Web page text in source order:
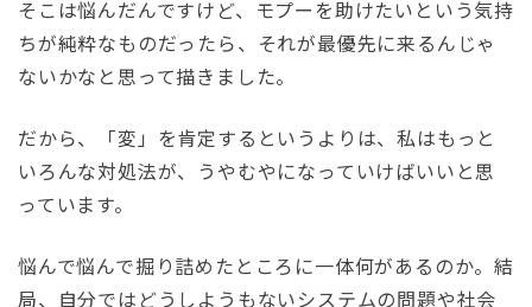
そこは悩んだんですけど、モプーを助けたいという気持
ちが純粋なものだったら、それが最優先に来るんじゃ
ないかなと思って描きました。
だから、「変」を肯定するというよりは、私はもっと
いろんな対処法が、うやむやになっていけばいいと思
っています。
悩んで悩んで掘り詰めたところに一体何があるのか。結
局、自分ではどうしようもないシステムの問題や社会